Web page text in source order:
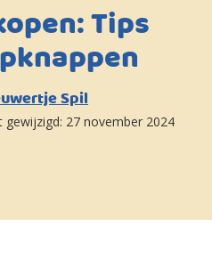
Tips
Spil
gewijzigd: 27 november 2024